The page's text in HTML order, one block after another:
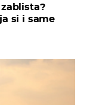
si i same